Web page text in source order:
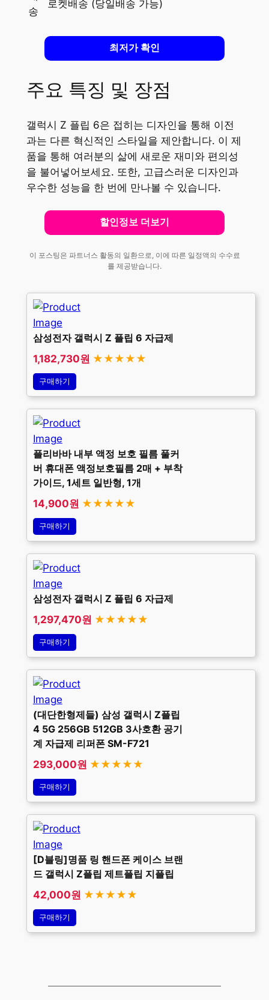
송
로켓배송 (당일배송 가능)
최저가 확인
주요 특징 및 장점
갤럭시 Z 플립 6은 접히는 디자인을 통해 이전
과는 다른 혁신적인 스타일을 제안합니다. 이 제
품을 통해 여러분의 삶에 새로운 재미와 편의성
을 불어넣어보세요. 또한, 고급스러운 디자인과
우수한 성능을 한 번에 만나볼 수 있습니다.
할인정보 더보기
이 포스팅은 파트너스 활동의 일환으로, 이에 따른 일정액의 수수료
를 제공받습니다.
삼성전자 갤럭시 Z 플립 6 자급제
1,182,730원 ★★★★★
구매하기
플리바바 내부 액정 보호 필름 풀커
버 휴대폰 액정보호필름 2매 + 부착
가이드, 1세트 일반형, 1개
14,900원 ★★★★★
구매하기
삼성전자 갤럭시 Z 플립 6 자급제
1,297,470원 ★★★★★
구매하기
(대단한형제들) 삼성 갤럭시 Z플립
4 5G 256GB 512GB 3사호환 공기
계 자급제 리퍼폰 SM-F721
293,000원 ★★★★★
구매하기
[D블링]명품 링 핸드폰 케이스 브랜
드 갤럭시 Z플립 제트플립 지플립
42,000원 ★★★★★
구매하기